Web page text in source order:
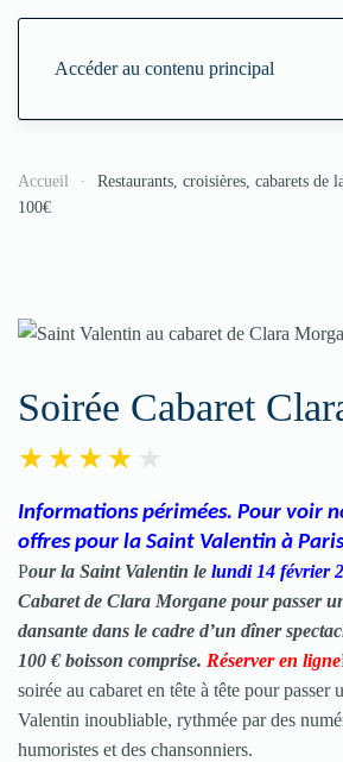
Accéder au contenu principal
Accueil
Restaurants, croisières, cabarets de
100€
Soirée Cabaret
Informations périmées. Pour voir
offres pour la Saint Valentin à Paris
Pour la Saint Valentin le lundi 14 février
Cabaret de Clara Morgane pour passer
dansante dans le cadre d’un dîner
100 € boisson comprise. Réserver en ligne
soirée au cabaret en tête à tête pour passer
Valentin inoubliable, rythmée par des
humoristes et des chansonniers.